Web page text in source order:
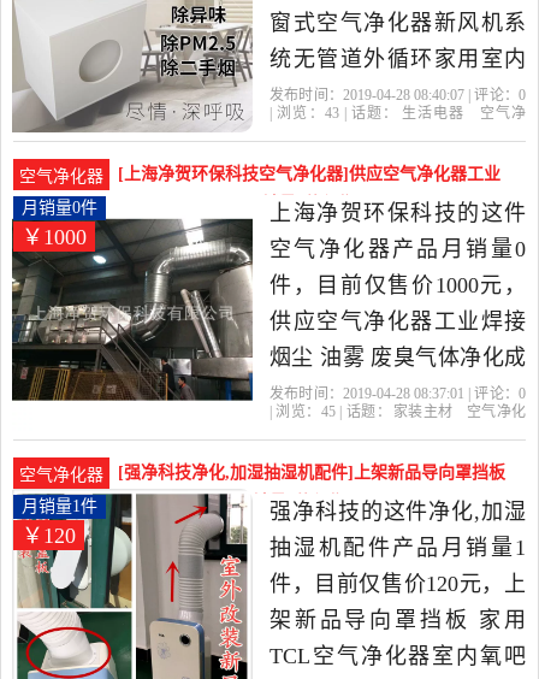
窗式空气净化器新风机系
统无管道外循环家用室内
负离子pm2.5是2019年
器当中性价比很高的空气
净化,氧吧，由上海发货。
发布时间：2019-04-28 08:40:07 | 评论： 0
| 浏览： 43| 话题： 生活电器
空气净
空气净化器
[上海净贺环保科技空气净化器]供应空气净化器工业
焊接烟尘 油雾 废月销量0件仅售1000元
￥1000
月销量0件
上海净贺环保科技的这件
空气净化器产品月销量0
件，目前仅售价1000元，
供应空气净化器工业焊接
烟尘 油雾 废臭气体净化成
套设备及风管是2019年上
主材当中性价比很高的空
气净化器，由上海发货。
发布时间：2019-04-28 08:37:01 | 评论： 0
| 浏览： 45| 话题： 家装主材
空气净化
空气净化器
[强净科技净化,加湿抽湿机配件]上架新品导向罩挡板
家用TCL空气净月销量1件仅售120元
￥120
月销量1件
强净科技的这件净化,加湿
抽湿机配件产品月销量1
件，目前仅售价120元，上
架新品导向罩挡板 家用
TCL空气净化器室内氧吧